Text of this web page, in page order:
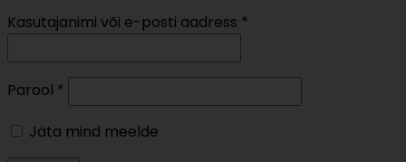
Kasutajanimi või e-posti aadress *
Parool *
Jäta mind meelde